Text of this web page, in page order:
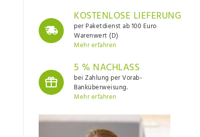
KOSTENLOSE LIEFERUNG
per Paketdienst ab 100 Euro
Warenwert (D)
Mehr erfahren
5 % NACHLASS
bei Zahlung per Vorab-
Banküberweisung.
Mehr erfahren